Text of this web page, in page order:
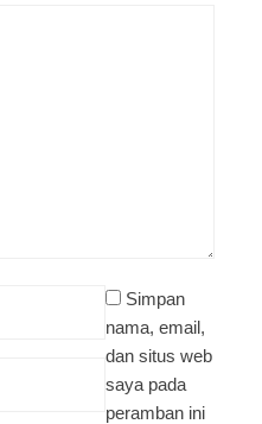
Simpan
nama, email,
dan situs web
saya pada
peramban ini